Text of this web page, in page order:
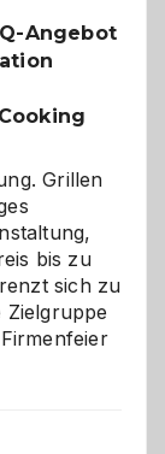
Angebot
Grillen
bis zu
sich zu
Zielgruppe